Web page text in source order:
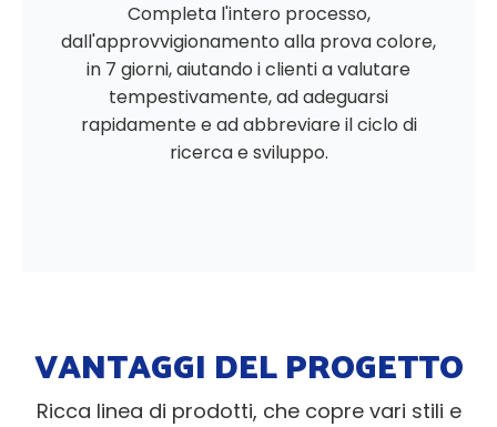
Completa l'intero processo,
dall'approvvigionamento alla prova colore,
in 7 giorni, aiutando i clienti a valutare
tempestivamente, ad adeguarsi
rapidamente e ad abbreviare il ciclo di
ricerca e sviluppo.
VANTAGGI DEL PROGETTO
Ricca linea di prodotti, che copre vari stili e